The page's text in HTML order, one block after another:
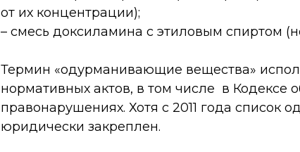
от их концентрации);
– смесь доксиламина с этиловым спиртом
Термин «одурманивающие вещества»
нормативных актов, в том числе в Кодексе
правонарушениях. Хотя с 2011 года
юридически закреплен.